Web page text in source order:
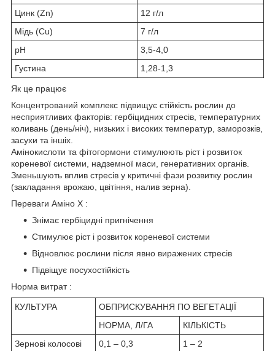
Цинк (Zn)
12 г/л
Мідь (Cu)
7 г/л
pH
3,5-4,0
Густина
1,28-1,3
Як це працює
Концентрований комплекс підвищує стійкість рослин до
несприятливих факторів: гербіцидних стресів, температурних
коливань (день/ніч), низьких і високих температур, заморозків,
засухи та іншіх.
Амінокислоти та фітогормони стимулюють ріст і розвиток
кореневої системи, надземної маси, генеративних органів.
Зменьшують вплив стресів у критичні фази розвитку рослин
(закладання врожаю, цвітіння, налив зерна).
Переваги Аміно Х :
Знімає гербіцидні пригнічення
Стимулює ріст і розвиток кореневої системи
Відновлює рослини після явно виражених стресів
Підвіщує посухостійкість
Норма витрат :
КУЛЬТУРА
ОБПРИСКУВАННЯ ПО ВЕГЕТАЦІЇ
НОРМА, Л/ГА
КІЛЬКІСТЬ
Зернові колосові
0,1 – 0,3 1 – 2